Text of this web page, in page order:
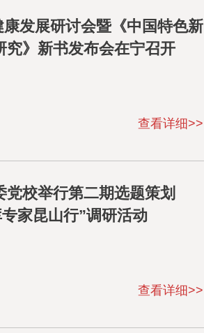
发展研讨会暨《中国特色新
》新书发布会在宁召开
查看详细>>
校举行第二期选题策划
家昆山行”调研活动
查看详细>>